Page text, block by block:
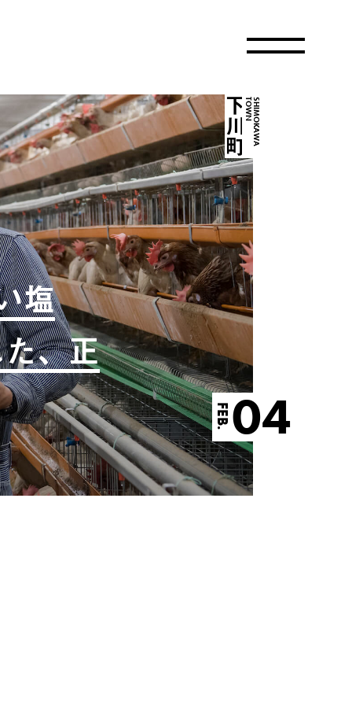
塩
、正
FEB.04
S
H
I
M
O
K
A
W
A
T
O
W
N
下川町